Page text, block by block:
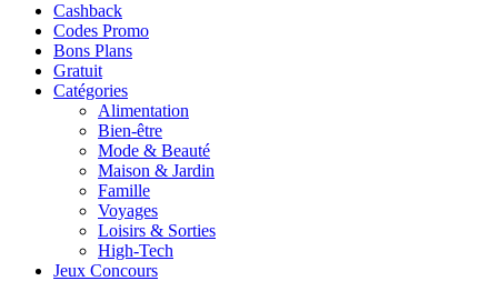
Cashback
Codes Promo
Bons Plans
Gratuit
Catégories
Alimentation
Bien-être
Mode & Beauté
Maison & Jardin
Famille
Voyages
Loisirs & Sorties
High-Tech
Jeux Concours